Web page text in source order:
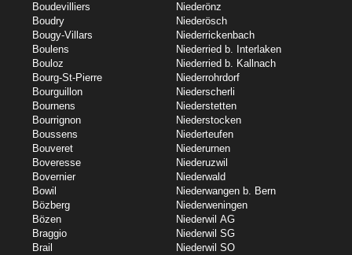
Boudevilliers
Boudry
Bougy-Villars
Boulens
Bouloz
Bourg-St-Pierre
Bourguillon
Bournens
Bourrignon
Boussens
Bouveret
Boveresse
Bovernier
Bowil
Bözberg
Bözen
Braggio
Brail
Niederönz
Niederösch
Niederrickenbach
Niederried b. Interlaken
Niederried b. Kallnach
Niederrohrdorf
Niederscherli
Niederstetten
Niederstocken
Niederteufen
Niederurnen
Niederuzwil
Niederwald
Niederwangen b. Bern
Niederweningen
Niederwil AG
Niederwil SG
Niederwil SO